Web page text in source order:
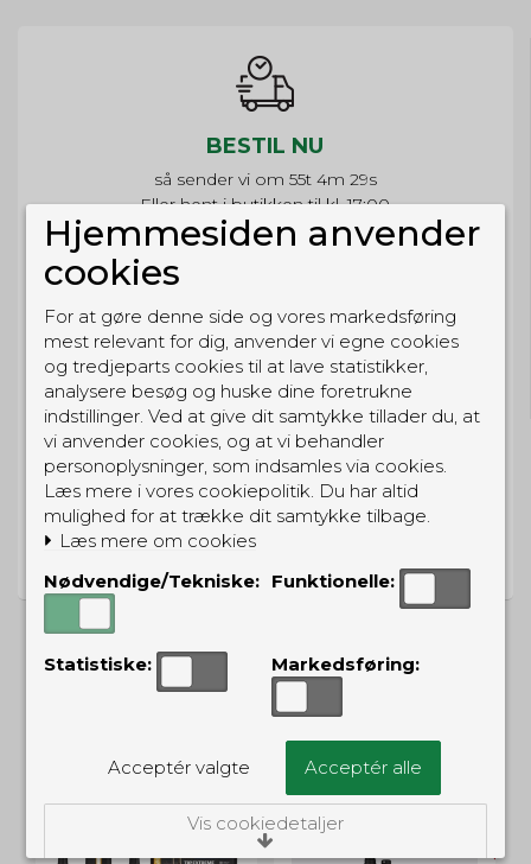
BESTIL NU
så sender vi om 55t 4m 29s
Eller hent i butikken til kl. 17:00
GRATIS LEVERING
Til pakkeboks ved køb for 399 kr.
Gratis hjemmelevering for 699 kr.
PRISGARANTI
ALTERNATIVE PRODUKTER
TILBUD
Hjemmesiden anvender
cookies
For at gøre denne side og vores markedsføring
mest relevant for dig, anvender vi egne cookies
og tredjeparts cookies til at lave statistikker,
analysere besøg og huske dine foretrukne
indstillinger. Ved at give dit samtykke tillader du, at
vi anvender cookies, og at vi behandler
personoplysninger, som indsamles via cookies.
Læs mere i vores cookiepolitik. Du har altid
mulighed for at trække dit samtykke tilbage.
Læs mere om cookies
Nødvendige/Tekniske: Funktionelle:
Statistiske: Markedsføring:
Acceptér valgte Acceptér alle
Vis cookiedetaljer